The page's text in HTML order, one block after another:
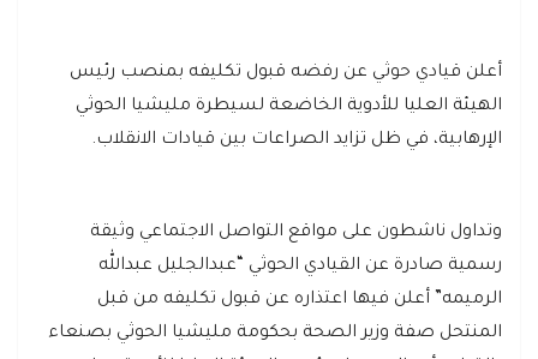
أعلن قيادي حوثي عن رفضه قبول تكليفه بمنصب رئيس
الهيئة العليا للأدوية الخاضعة لسيطرة مليشيا الحوثي
الإرهابية، في ظل تزايد الصراعات بين قيادات الانقلاب.
وتداول ناشطون على مواقع التواصل الاجتماعي وثيقة
رسمية صادرة عن القيادي الحوثي “عبدالجليل عبدالله
الرميمه” أعلن فيها اعتذاره عن قبول تكليفه من قبل
المنتحل صفة وزير الصحة بحكومة مليشيا الحوثي بصنعاء